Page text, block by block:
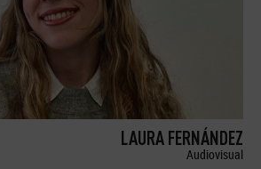
LAURA FERNÁNDEZ
Audiovisual